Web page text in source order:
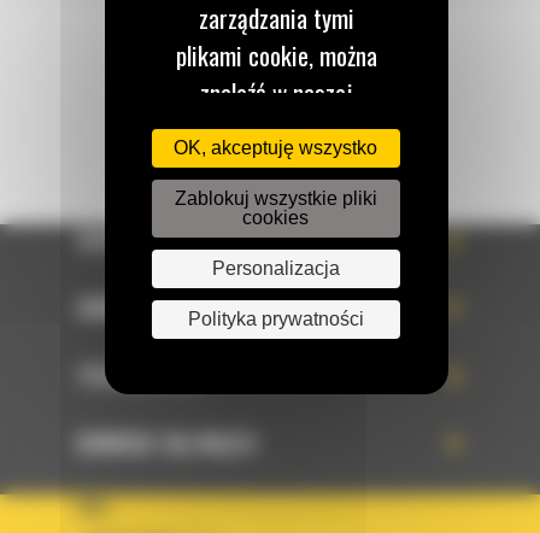
Napisz do nas
WYŚLIJ WIADOMOŚĆ
OFERTA
TECHNOLOGIE
DOWIEDZ SIĘ WIĘCEJ
KRAJ
zarządzania tymi
plikami cookie, można
znaleźć w naszej
Polityce dotyczącej
plików cookie
dostępnej tutaj.
OK, akceptuję wszystko
Zablokuj wszystkie pliki
cookies
Personalizacja
Polityka prywatności